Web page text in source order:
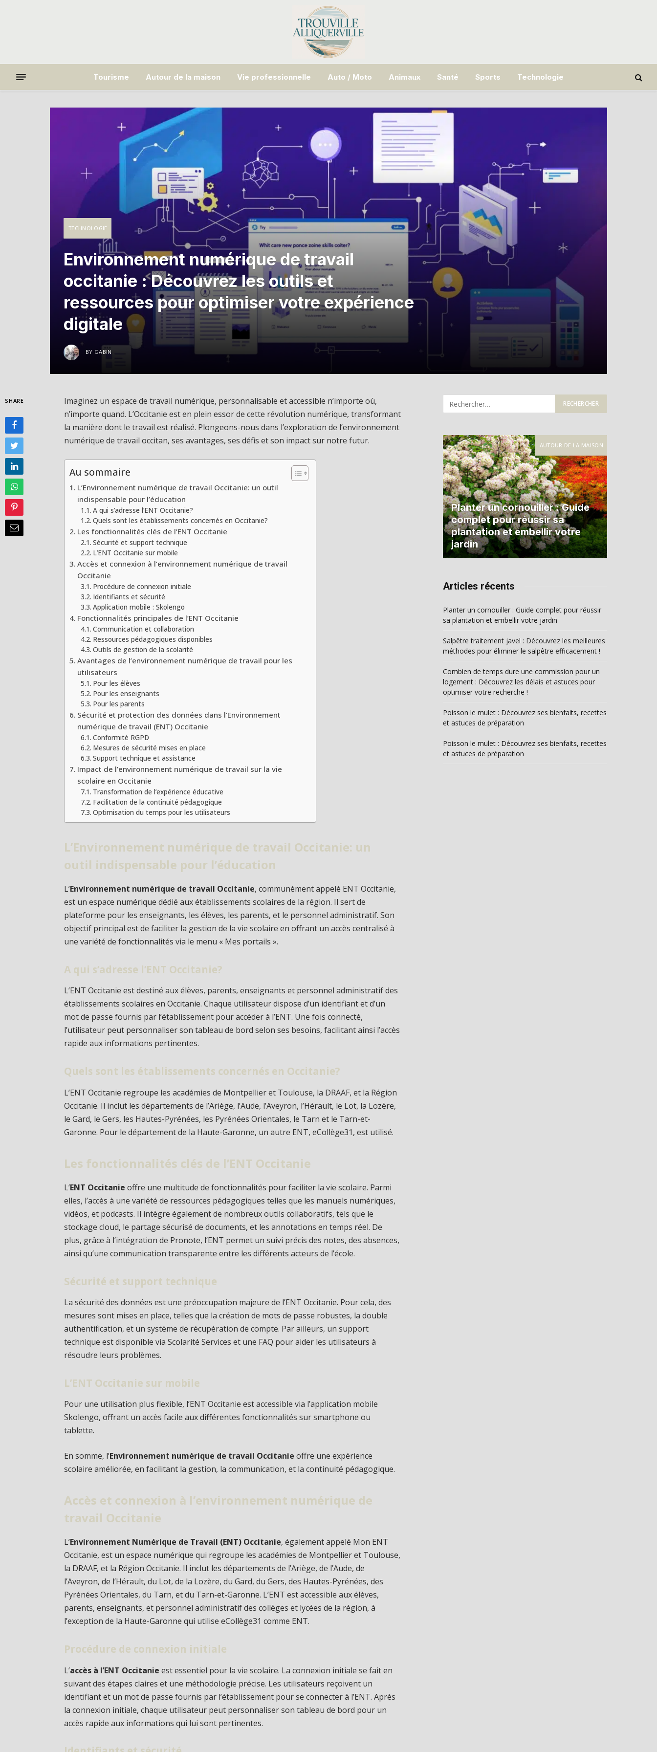
Tourisme Autour de la maison Vie professionnelle Auto / Moto Animaux Santé Sports Technologie
TECHNOLOGIE
Environnement numérique de travail
occitanie : Découvrez les outils et
ressources pour optimiser votre expérience
digitale
BY GABIN
SHARE
Imaginez un espace de travail numérique, personnalisable et accessible n’importe où,
n’importe quand. L’Occitanie est en plein essor de cette révolution numérique, transformant
la manière dont le travail est réalisé. Plongeons-nous dans l’exploration de l’environnement
numérique de travail occitan, ses avantages, ses défis et son impact sur notre futur.
Au sommaire
L’Environnement numérique de travail Occitanie: un outil
indispensable pour l’éducation
A qui s’adresse l’ENT Occitanie?
Quels sont les établissements concernés en Occitanie?
Les fonctionnalités clés de l’ENT Occitanie
Sécurité et support technique
L’ENT Occitanie sur mobile
Accès et connexion à l’environnement numérique de travail
Occitanie
Procédure de connexion initiale
Identifiants et sécurité
Application mobile : Skolengo
Fonctionnalités principales de l’ENT Occitanie
Communication et collaboration
Ressources pédagogiques disponibles
Outils de gestion de la scolarité
Avantages de l’environnement numérique de travail pour les
utilisateurs
Pour les élèves
Pour les enseignants
Pour les parents
Sécurité et protection des données dans l’Environnement
numérique de travail (ENT) Occitanie
Conformité RGPD
Mesures de sécurité mises en place
Support technique et assistance
Impact de l’environnement numérique de travail sur la vie
scolaire en Occitanie
Transformation de l’expérience éducative
Facilitation de la continuité pédagogique
Optimisation du temps pour les utilisateurs
L’Environnement numérique de travail Occitanie: un
outil indispensable pour l’éducation
L’Environnement numérique de travail Occitanie, communément appelé ENT Occitanie,
est un espace numérique dédié aux établissements scolaires de la région. Il sert de
plateforme pour les enseignants, les élèves, les parents, et le personnel administratif. Son
objectif principal est de faciliter la gestion de la vie scolaire en offrant un accès centralisé à
une variété de fonctionnalités via le menu « Mes portails ».
A qui s’adresse l’ENT Occitanie?
L’ENT Occitanie est destiné aux élèves, parents, enseignants et personnel administratif des
établissements scolaires en Occitanie. Chaque utilisateur dispose d’un identifiant et d’un
mot de passe fournis par l’établissement pour accéder à l’ENT. Une fois connecté,
l’utilisateur peut personnaliser son tableau de bord selon ses besoins, facilitant ainsi l’accès
rapide aux informations pertinentes.
Quels sont les établissements concernés en Occitanie?
L’ENT Occitanie regroupe les académies de Montpellier et Toulouse, la DRAAF, et la Région
Occitanie. Il inclut les départements de l’Ariège, l’Aude, l’Aveyron, l’Hérault, le Lot, la Lozère,
le Gard, le Gers, les Hautes-Pyrénées, les Pyrénées Orientales, le Tarn et le Tarn-et-
Garonne. Pour le département de la Haute-Garonne, un autre ENT, eCollège31, est utilisé.
Les fonctionnalités clés de l’ENT Occitanie
L’ENT Occitanie offre une multitude de fonctionnalités pour faciliter la vie scolaire. Parmi
elles, l’accès à une variété de ressources pédagogiques telles que les manuels numériques,
vidéos, et podcasts. Il intègre également de nombreux outils collaboratifs, tels que le
stockage cloud, le partage sécurisé de documents, et les annotations en temps réel. De
plus, grâce à l’intégration de Pronote, l’ENT permet un suivi précis des notes, des absences,
ainsi qu’une communication transparente entre les différents acteurs de l’école.
Sécurité et support technique
La sécurité des données est une préoccupation majeure de l’ENT Occitanie. Pour cela, des
mesures sont mises en place, telles que la création de mots de passe robustes, la double
authentification, et un système de récupération de compte. Par ailleurs, un support
technique est disponible via Scolarité Services et une FAQ pour aider les utilisateurs à
résoudre leurs problèmes.
L’ENT Occitanie sur mobile
Pour une utilisation plus flexible, l’ENT Occitanie est accessible via l’application mobile
Skolengo, offrant un accès facile aux différentes fonctionnalités sur smartphone ou
tablette.
En somme, l’Environnement numérique de travail Occitanie offre une expérience
scolaire améliorée, en facilitant la gestion, la communication, et la continuité pédagogique.
Accès et connexion à l’environnement numérique de
travail Occitanie
L’Environnement Numérique de Travail (ENT) Occitanie, également appelé Mon ENT
Occitanie, est un espace numérique qui regroupe les académies de Montpellier et Toulouse,
la DRAAF, et la Région Occitanie. Il inclut les départements de l’Ariège, de l’Aude, de
l’Aveyron, de l’Hérault, du Lot, de la Lozère, du Gard, du Gers, des Hautes-Pyrénées, des
Pyrénées Orientales, du Tarn, et du Tarn-et-Garonne. L’ENT est accessible aux élèves,
parents, enseignants, et personnel administratif des collèges et lycées de la région, à
l’exception de la Haute-Garonne qui utilise eCollège31 comme ENT.
Procédure de connexion initiale
L’accès à l’ENT Occitanie est essentiel pour la vie scolaire. La connexion initiale se fait en
suivant des étapes claires et une méthodologie précise. Les utilisateurs reçoivent un
identifiant et un mot de passe fournis par l’établissement pour se connecter à l’ENT. Après
la connexion initiale, chaque utilisateur peut personnaliser son tableau de bord pour un
accès rapide aux informations qui lui sont pertinentes.
AUTOUR DE LA MAISON
Planter un cornouiller : Guide
complet pour réussir sa
plantation et embellir votre
jardin
Articles récents
Planter un cornouiller : Guide complet pour réussir
sa plantation et embellir votre jardin
Salpêtre traitement javel : Découvrez les meilleures
méthodes pour éliminer le salpêtre efficacement !
Combien de temps dure une commission pour un
logement : Découvrez les délais et astuces pour
optimiser votre recherche !
Poisson le mulet : Découvrez ses bienfaits, recettes
et astuces de préparation
Poisson le mulet : Découvrez ses bienfaits, recettes
et astuces de préparation